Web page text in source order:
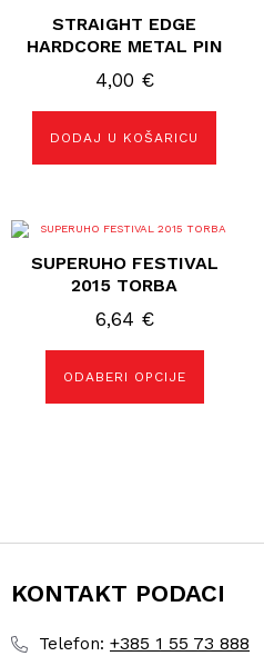
STRAIGHT EDGE
HARDCORE METAL PIN
4,00 €
DODAJ U KOŠARICU
SUPERUHO FESTIVAL
2015 TORBA
6,64 €
ODABERI OPCIJE
Ovaj
ima
varijanti.
Opcije
se
na
KONTAKT PODACI
Telefon: +385 1 55 73 888